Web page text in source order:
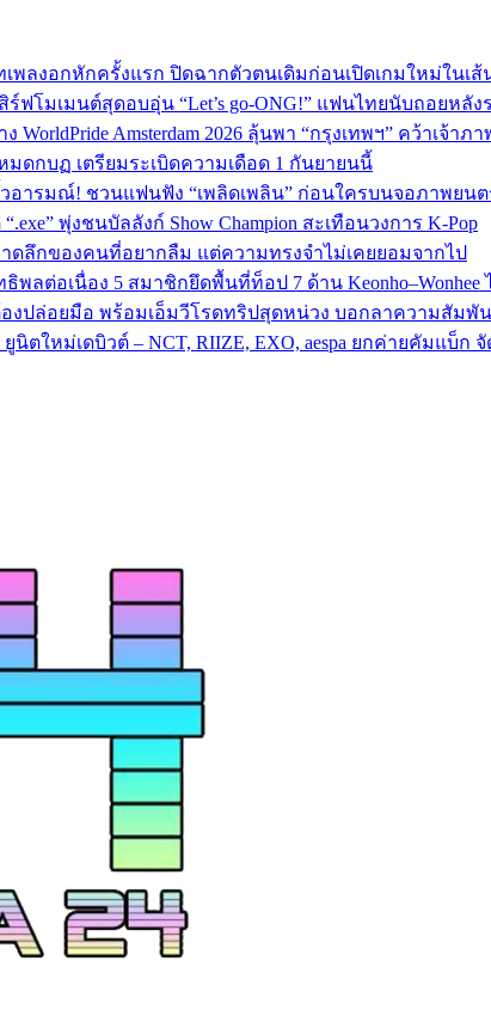
พลงอกหักครั้งแรก ปิดฉากตัวตนเดิมก่อนเปิดเกมใหม่ในเ
โมเมนต์สุดอบอุ่น “Let’s go-ONG!” แฟนไทยนับถอยหลังร
Amsterdam 2026 ลุ้นพา “กรุงเทพฯ” คว้าเจ้าภา
ดกบฏ เตรียมระเบิดความเดือด 1 กันยายนนี้
อารมณ์! ชวนแฟนฟัง “เพลิดเพลิน” ก่อนใครบนจอภาพยนต
พุ่งชนบัลลังก์ Show Champion สะเทือนวงการ K‑Pop
ดลึกของคนที่อยากลืม แต่ความทรงจำไม่เคยยอมจากไป
พลต่อเนื่อง 5 สมาชิกยึดพื้นที่ท็อป 7 ด้าน Keonho–Wonhee
องปล่อยมือ พร้อมเอ็มวีโรดทริปสุดหน่วง บอกลาความสัม
ยูนิตใหม่เดบิวต์ – NCT, RIIZE, EXO, aespa ยกค่ายคัมแบ็ก